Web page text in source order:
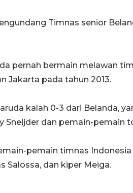
Timnas senior
pernah bermain melawan
Jakarta pada tahun 2013.
kalah 0-3 dari Belanda,
Sneijder dan pemain-pemain
pemain timnas
Salossa, dan kiper Meiga.